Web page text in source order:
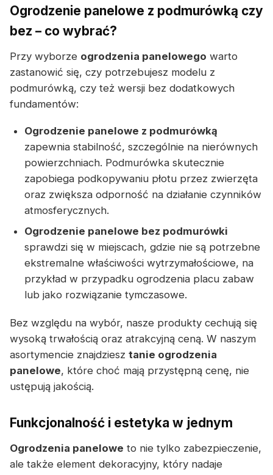
Ogrodzenie panelowe z podmurówką czy
bez – co wybrać?
Przy wyborze ogrodzenia panelowego warto
zastanowić się, czy potrzebujesz modelu z
podmurówką, czy też wersji bez dodatkowych
fundamentów:
Ogrodzenie panelowe z podmurówką
zapewnia stabilność, szczególnie na nierównych
powierzchniach. Podmurówka skutecznie
zapobiega podkopywaniu płotu przez zwierzęta
oraz zwiększa odporność na działanie czynników
atmosferycznych.
Ogrodzenie panelowe bez podmurówki
sprawdzi się w miejscach, gdzie nie są potrzebne
ekstremalne właściwości wytrzymałościowe, na
przykład w przypadku ogrodzenia placu zabaw
lub jako rozwiązanie tymczasowe.
Bez względu na wybór, nasze produkty cechują się
wysoką trwałością oraz atrakcyjną ceną. W naszym
asortymencie znajdziesz tanie ogrodzenia
panelowe, które choć mają przystępną cenę, nie
ustępują jakością.
Funkcjonalność i estetyka w jednym
Ogrodzenia panelowe to nie tylko zabezpieczenie,
ale także element dekoracyjny, który nadaje